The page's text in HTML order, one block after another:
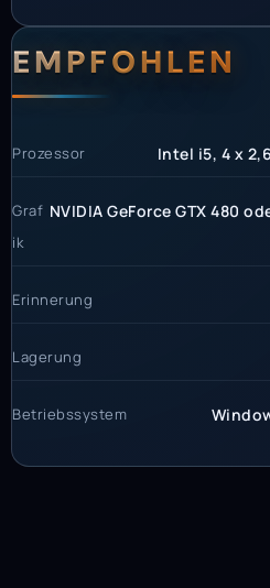
EMPFOHLEN
Prozessor Intel i5, 4 x
Graf
ik
NVIDIA GeForce GTX 480
Erinnerung
Lagerung
Betriebssystem